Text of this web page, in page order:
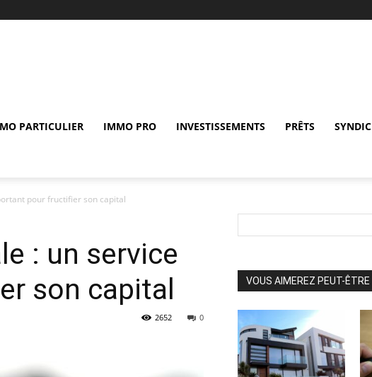
PARTICULIER IMMO PRO INVESTISSEMENTS PRÊTS SYNDIC
pour fructifier son capital
: un service
son capital
0
2652
VOUS AIMEREZ PEUT-ÊTRE